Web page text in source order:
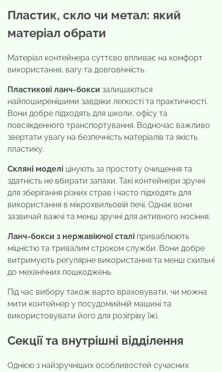
Пластик, скло чи метал: який
матеріал обрати
Матеріал контейнера суттєво впливає на комфорт
використання, вагу та довговічність.
Пластикові ланч-бокси залишаються
найпоширенішими завдяки легкості та практичності.
Вони добре підходять для школи, офісу та
повсякденного транспортування. Водночас важливо
звертати увагу на безпечність матеріалів та якість
пластику.
Скляні моделі цінують за простоту очищення та
здатність не вбирати запахи. Такі контейнери зручні
для зберігання різних страв і часто підходять для
використання в мікрохвильовій печі. Однак вони
зазвичай важчі та менш зручні для активного носіння.
Ланч-бокси з нержавіючої сталі приваблюють
міцністю та тривалим строком служби. Вони добре
витримують регулярне використання та менш схильні
до механічних пошкоджень.
Під час вибору також варто враховувати, чи можна
мити контейнер у посудомийній машині та
використовувати його для розігріву їжі.
Секції та внутрішні відділення
Однією з найзручніших особливостей сучасних